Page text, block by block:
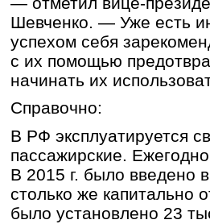
Шевченко. — Уже есть
успехом себя
с их помощью
начинать их
Справочно:
В РФ эксплуатируется
пассажирские.
В 2015 г. было введено
столько же капитально
было установлено 23